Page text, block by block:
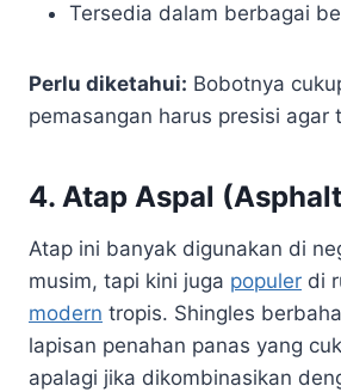
Tersedia dalam berbagai
Perlu diketahui: Bobotnya
pemasangan harus presisi agar
4. Atap Aspal
Atap ini banyak digunakan di
musim, tapi kini juga populer di
modern tropis. Shingles
lapisan penahan panas yang
apalagi jika dikombinasikan